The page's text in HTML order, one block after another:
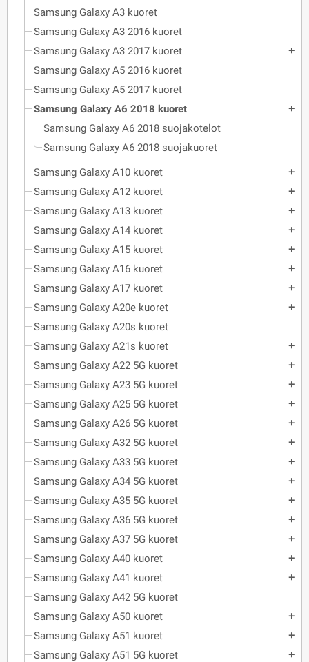
Samsung Galaxy A3 kuoret
Samsung Galaxy A3 2016 kuoret
Samsung Galaxy A3 2017 kuoret
add
Samsung Galaxy A5 2016 kuoret
Samsung Galaxy A5 2017 kuoret
Samsung Galaxy A6 2018 kuoret
add
Samsung Galaxy A6 2018 suojakotelot
Samsung Galaxy A6 2018 suojakuoret
Samsung Galaxy A10 kuoret
add
Samsung Galaxy A12 kuoret add
Samsung Galaxy A13 kuoret add
Samsung Galaxy A14 kuoret add
Samsung Galaxy A15 kuoret add
Samsung Galaxy A16 kuoret add
Samsung Galaxy A17 kuoret add
Samsung Galaxy A20e kuoret add
Samsung Galaxy A20s kuoret
Samsung Galaxy A21s kuoret
add
Samsung Galaxy A22 5G kuoret add
Samsung Galaxy A23 5G kuoret add
Samsung Galaxy A25 5G kuoret add
Samsung Galaxy A26 5G kuoret add
Samsung Galaxy A32 5G kuoret add
Samsung Galaxy A33 5G kuoret add
Samsung Galaxy A34 5G kuoret add
Samsung Galaxy A35 5G kuoret add
Samsung Galaxy A36 5G kuoret add
Samsung Galaxy A37 5G kuoret add
Samsung Galaxy A40 kuoret add
Samsung Galaxy A41 kuoret add
Samsung Galaxy A42 5G kuoret
Samsung Galaxy A50 kuoret
add
Samsung Galaxy A51 kuoret add
Samsung Galaxy A51 5G kuoret add